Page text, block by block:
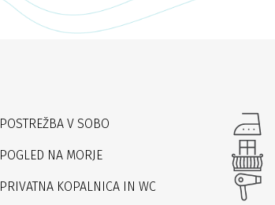
POSTREŽBA V SOBO
POGLED NA MORJE
PRIVATNA KOPALNICA IN WC